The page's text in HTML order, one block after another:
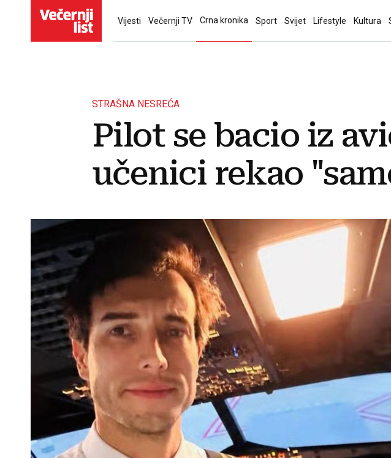
Vijesti Večernji TV Crna kronika Sport Svijet Lifestyle Kultura
STRAŠNA NESREĆA
Pilot se bacio iz
učenici rekao